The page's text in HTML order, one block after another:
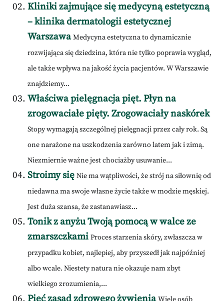
Kliniki zajmujące się medycyną estetyczną
– klinika dermatologii estetycznej
Warszawa Medycyna estetyczna to dynamicznie
rozwijająca się dziedzina, która nie tylko poprawia wygląd,
ale także wpływa na jakość życia pacjentów. W Warszawie
znajdziemy...
Właściwa pielęgnacja pięt. Płyn na
zrogowaciałe pięty. Zrogowaciały naskórek
Stopy wymagają szczególnej pielęgnacji przez cały rok. Są
one narażone na uszkodzenia zarówno latem jak i zimą.
Niezmiernie ważne jest chociażby usuwanie...
Stroimy się Nie ma wątpliwości, że strój na siłownię od
niedawna ma swoje własne życie także w modzie męskiej.
Jest duża szansa, że zastanawiasz...
Tonik z anyżu Twoją pomocą w walce ze
zmarszczkami Proces starzenia skóry, zwłaszcza w
przypadku kobiet, najlepiej, aby przyszedł jak najpóźniej
albo wcale. Niestety natura nie okazuje nam zbyt
wielkiego zrozumienia,...